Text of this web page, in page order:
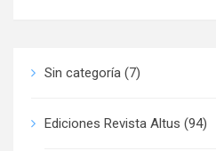
Sin categoría (7)
Ediciones Revista Altus (94)